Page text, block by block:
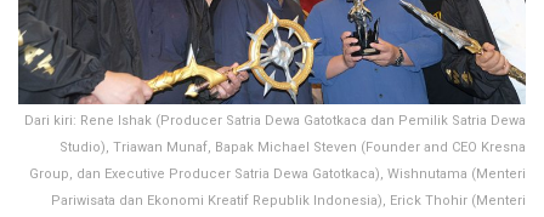
Dari kiri: Rene Ishak (Producer Satria Dewa Gatotkaca dan Pemilik Satria Dewa
Studio), Triawan Munaf, Bapak Michael Steven (Founder and CEO Kresna
Group, dan Executive Producer Satria Dewa Gatotkaca), Wishnutama (Menteri
Pariwisata dan Ekonomi Kreatif Republik Indonesia), Erick Thohir (Menteri